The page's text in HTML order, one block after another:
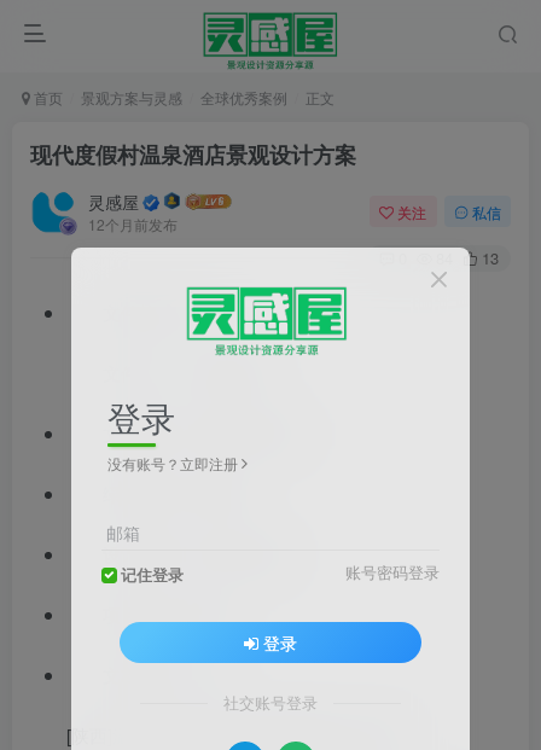
首页 景观方案与灵感 全球优秀案例 正文
现代度假村温泉酒店景观设计方案
灵感屋
12个月前发布
关注 私信
13
文件格式：pdf
文档类型：景观方案文本
[陕西]温泉酒店度假酒店景观概念设计方案
登录
没有账号？立即注册
邮箱
记住登录 账号密码登录
登录
社交账号登录